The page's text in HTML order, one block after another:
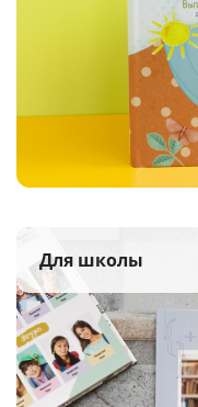
Для школы